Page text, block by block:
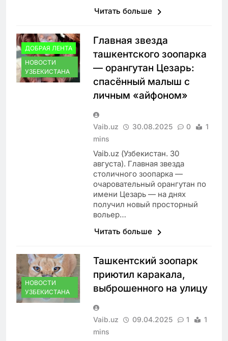
Читать больше
ДОБРАЯ ЛЕНТА
НОВОСТИ
УЗБЕКИСТАНА
Главная звезда
ташкентского зоопарка
— орангутан Цезарь:
спасённый малыш с
личным «айфоном»
Vaib.uz 30.08.2025 0
1
mins
Vaib.uz (Узбекистан. 30
августа). Главная звезда
столичного зоопарка —
очаровательный орангутан по
имени Цезарь — на днях
получил новый просторный
вольер…
Читать больше
НОВОСТИ
УЗБЕКИСТАНА
Ташкентский зоопарк
приютил каракала,
выброшенного на улицу
Vaib.uz 09.04.2025 1
1
mins